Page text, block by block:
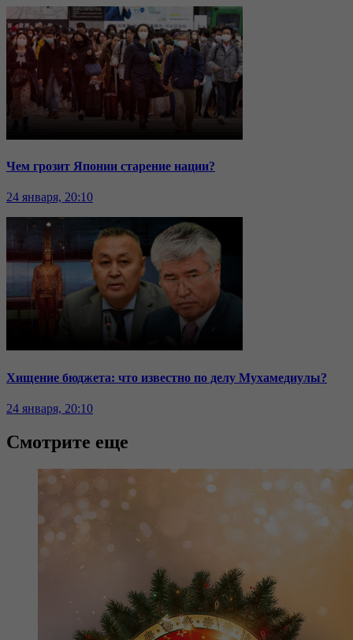
Чем грозит Японии старение нации?
24 января, 20:10
Хищение бюджета: что известно по делу Мухамедиулы?
24 января, 20:10
Смотрите еще